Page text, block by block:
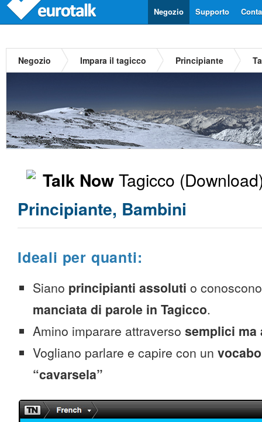
Supporto
Negozio
Negozio Impara il tagicco Principiante
Talk NowTagicco
Principiante, Bambini
Ideali per quanti:
Siano principianti assoluti o
manciata di parole in Tagicco.
Amino imparare attraverso semplici
Vogliano parlare e capire con un
“cavarsela”